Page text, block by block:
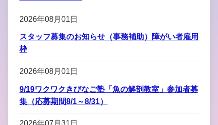
2026年08月01日
スタッフ募集のお知らせ（事務補助）障がい者雇用
枠
2026年08月01日
9/19ワクワクきびなご塾「魚の解剖教室」参加者募
集（応募期間8/1～8/31）